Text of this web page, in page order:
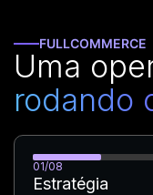
FULLCOMMERCE
Uma
rodando
01/08
Estratégia